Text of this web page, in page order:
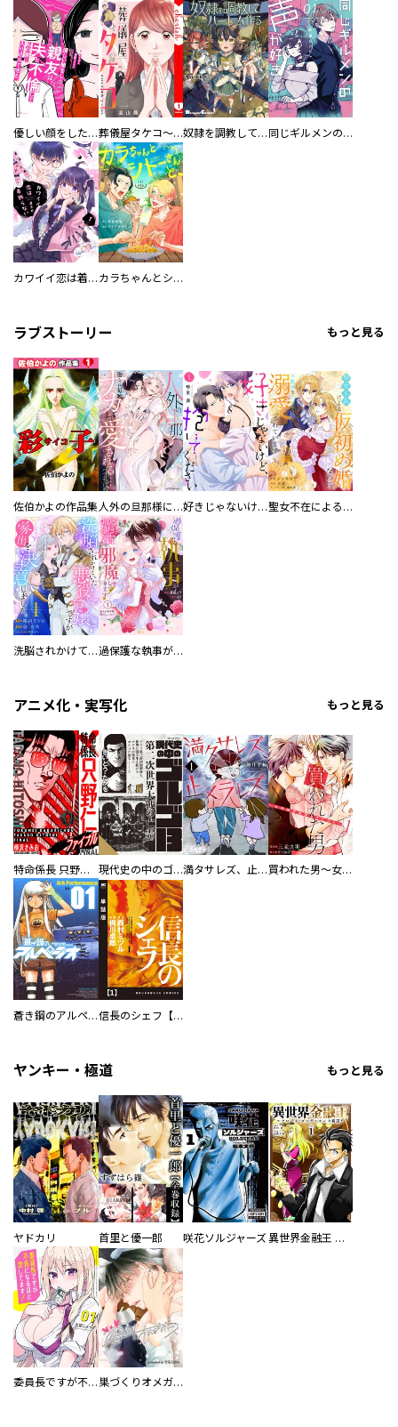
優しい顔をした親友は、夫と不倫して私の家に入り込んできた。 葬儀屋タケコ～あなたの最期、叶えます【電子単行本版】 奴隷を調教してハーレム作る 同じギルメンの声が好き
カワイイ恋は着飾らない カラちゃんとシトーさんと、 【分冊版】
ラブストーリー もっと見る
佐伯かよの作品集 人外の旦那様に娶られ毎晩ナカまで愛される…。アンソロジー 好きじゃないけど、抱いてください【電子単行本版／特典おまけ付き】 聖女不在による仮初め婚なのに、不器用な王太子に溺愛されています【電子単行本版／特典おまけ付き】
洗脳されかけていた悪役令嬢ですが家出を決意しました。【電子単行本版／特典おまけ付き】 過保護な執事が私の婚活を邪魔してきます！ 分冊版
アニメ化・実写化 もっと見る
特命係長 只野仁ファイナル 愛蔵版 現代史の中のゴルゴ13 満タサレズ、止メラレズ 買われた男～女性限定快感セラピスト～【描き下ろしおまけ付き特装版】
蒼き鋼のアルペジオ 信長のシェフ【単話版】
ヤンキー・極道 もっと見る
ヤドカリ 首里と優一郎 咲花ソルジャーズ 異世界金融王 ～クローネ・ゴルディオンの覇道～
委員長ですが不良になるほど恋してます！ 巣づくりオメガバース